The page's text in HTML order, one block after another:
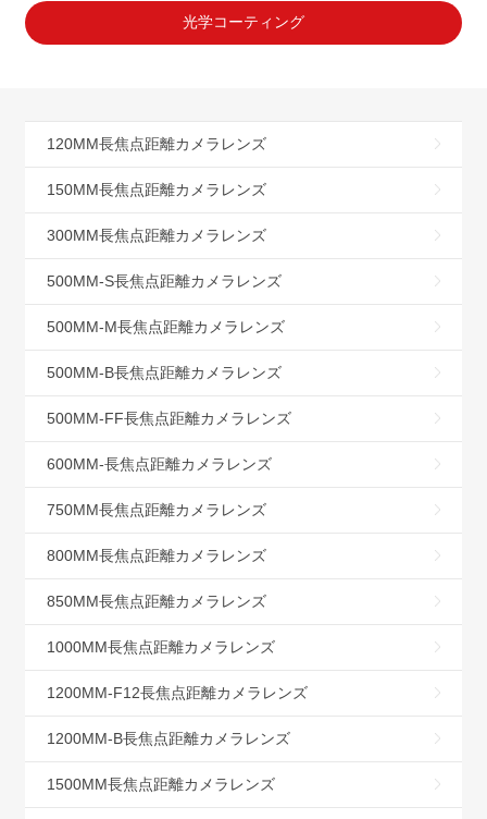
光学コーティング
120MM長焦点距離カメラレンズ
150MM長焦点距離カメラレンズ
300MM長焦点距離カメラレンズ
500MM-S長焦点距離カメラレンズ
500MM-M長焦点距離カメラレンズ
500MM-B長焦点距離カメラレンズ
500MM-FF長焦点距離カメラレンズ
600MM-長焦点距離カメラレンズ
750MM長焦点距離カメラレンズ
800MM長焦点距離カメラレンズ
850MM長焦点距離カメラレンズ
1000MM長焦点距離カメラレンズ
1200MM-F12長焦点距離カメラレンズ
1200MM-B長焦点距離カメラレンズ
1500MM長焦点距離カメラレンズ